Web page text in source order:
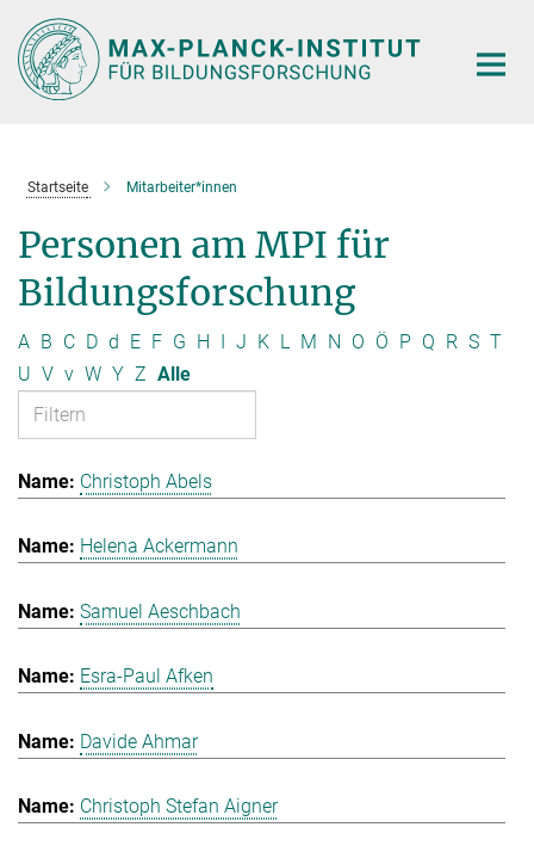
Hauptinhalt
Startseite Mitarbeiter*innen
Personen am MPI für
Bildungsforschung
A B C D d E F G H I J K L M N O Ö P Q R S T
U V v W Y Z Alle
Christoph Abels
Helena Ackermann
Samuel Aeschbach
Esra-Paul Afken
Davide Ahmar
Christoph Stefan Aigner